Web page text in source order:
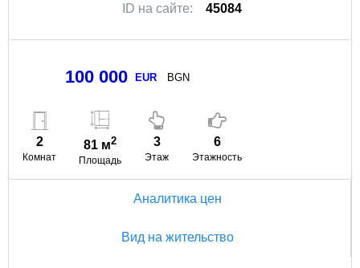
45084
ID на сайте:
100 000 EUR BGN
2
Комнат
81 м2
Площадь
3
Этаж
6
Этажность
Аналитика цен
Вид на жительство